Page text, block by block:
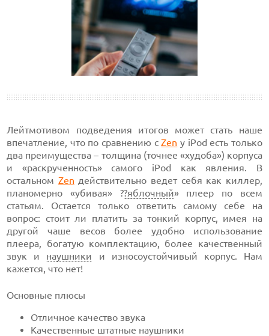
Лейтмотивом подведения итогов может стать наше
впечатление, что по сравнению сZen у iPod есть только
два преимущества – толщина (точнее «худоба») корпуса
и «раскрученность» самого iPod как явления. В
остальном Zen действительно ведет себя как киллер,
планомерно «убивая» ??яблочный» плеер по всем
статьям. Остается только ответить самому себе на
вопрос: стоит ли платить за тонкий корпус, имея на
другой чаше весов более удобно использование
плеера, богатую комплектацию, более качественный
звук и наушники и износоустойчивый корпус. Нам
кажется, что нет!
Основные плюсы
Отличное качество звука
Качественные штатные наушники